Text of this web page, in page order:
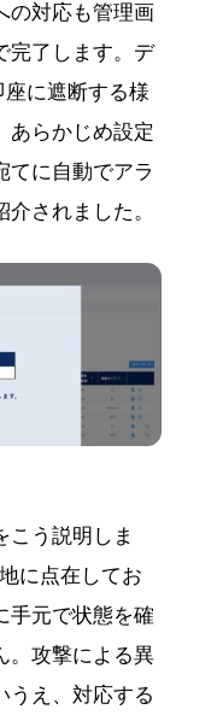
の対応も管理画
完了します。デ
に遮断する様
あらかじめ設定
てに自動でアラ
されました。
こう説明しま
に点在してお
手元で状態を確
。攻撃による異
うえ、対応する